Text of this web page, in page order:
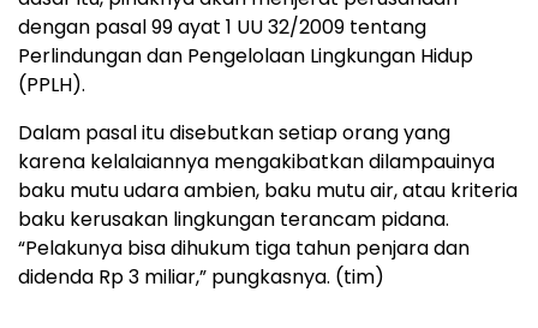
dengan pasal 99 ayat 1 UU 32/2009 tentang
Perlindungan dan Pengelolaan Lingkungan Hidup
(PPLH).
Dalam pasal itu disebutkan setiap orang yang
karena kelalaiannya mengakibatkan dilampauinya
baku mutu udara ambien, baku mutu air, atau kriteria
baku kerusakan lingkungan terancam pidana.
“Pelakunya bisa dihukum tiga tahun penjara dan
didenda Rp 3 miliar,” pungkasnya. (tim)